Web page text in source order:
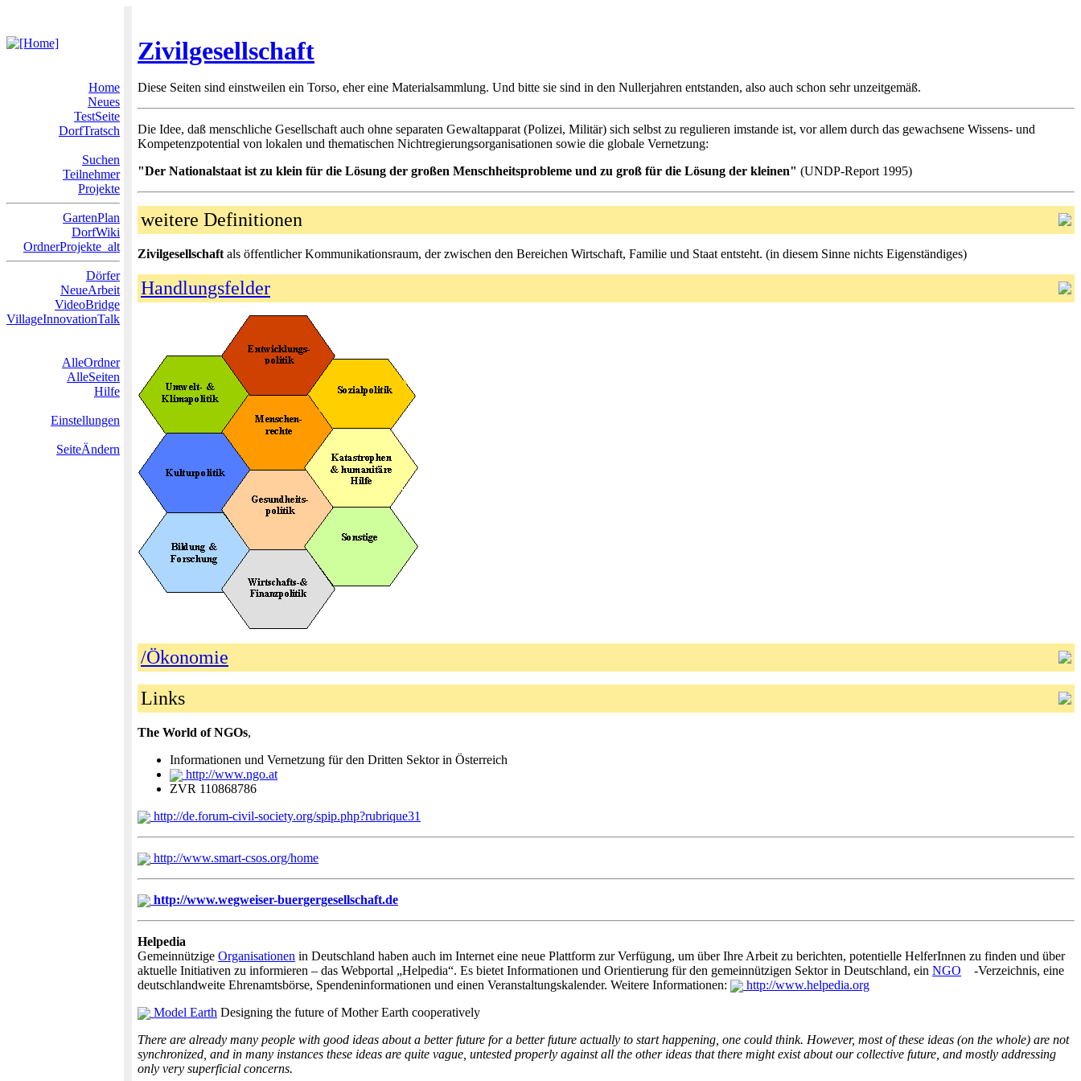
Zivilgesellschaft
Home
Neues
TestSeite
DorfTratsch
Suchen
Teilnehmer
Projekte
GartenPlan
DorfWiki
OrdnerProjekte_alt
Dörfer
NeueArbeit
VideoBridge
VillageInnovationTalk
AlleOrdner
AlleSeiten
Hilfe
Einstellungen
SeiteÄndern
Diese Seiten sind einstweilen ein Torso, eher eine Materialsammlung. Und bitte sie sind in den Nullerjahren entstanden, also auch schon sehr unzeitgemäß.
Die Idee, daß menschliche Gesellschaft auch ohne separaten Gewaltapparat (Polizei, Militär) sich selbst zu regulieren imstande ist, vor allem durch das gewachsene Wissens- und
Kompetenzpotential von lokalen und thematischen Nichtregierungsorganisationen sowie die globale Vernetzung:
"Der Nationalstaat ist zu klein für die Lösung der großen Menschheitsprobleme und zu groß für die Lösung der kleinen" (UNDP-Report 1995)
weitere Definitionen
Zivilgesellschaft als öffentlicher Kommunikationsraum, der zwischen den Bereichen Wirtschaft, Familie und Staat entsteht. (in diesem Sinne nichts Eigenständiges)
Handlungsfelder
/Ökonomie
Links
The World of NGOs,
Informationen und Vernetzung für den Dritten Sektor in Österreich
http://www.ngo.at
ZVR 110868786
http://de.forum-civil-society.org/spip.php?rubrique31
http://www.smart-csos.org/home
http://www.wegweiser-buergergesellschaft.de
Helpedia
Gemeinnützige Organisationen in Deutschland haben auch im Internet eine neue Plattform zur Verfügung, um über Ihre Arbeit zu berichten, potentielle HelferInnen zu finden und über
aktuelle Initiativen zu informieren – das Webportal „Helpedia“. Es bietet Informationen und Orientierung für den gemeinnützigen Sektor in Deutschland, ein NGO
-Verzeichnis, eine
deutschlandweite Ehrenamtsbörse, Spendeninformationen und einen Veranstaltungskalender. Weitere Informationen:
http://www.helpedia.org
Model Earth Designing the future of Mother Earth cooperatively
There are already many people with good ideas about a better future for a better future actually to start happening, one could think. However, most of these ideas (on the whole) are not
synchronized, and in many instances these ideas are quite vague, untested properly against all the other ideas that there might exist about our collective future, and mostly addressing
only very superficial concerns.